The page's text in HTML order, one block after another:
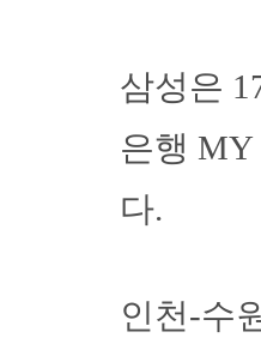
삼성은
은행 MY
다.
인천-수